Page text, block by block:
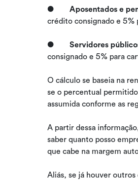
● Aposentados e
crédito consignado e 5%
● Servidores
consignado e 5% para
O cálculo se baseia na
se o percentual
assumida conforme as
A partir dessa
saber quanto posso
que cabe na margem
Aliás, se já houver